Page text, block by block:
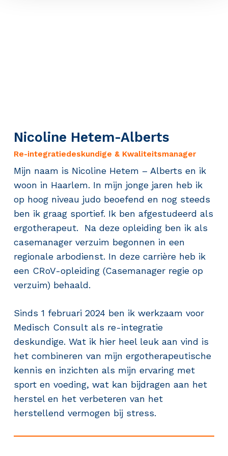
Nicoline Hetem-Alberts
Re-integratiedeskundige & Kwaliteitsmanager
Mijn naam is Nicoline Hetem – Alberts en ik
woon in Haarlem. In mijn jonge jaren heb ik
op hoog niveau judo beoefend en nog steeds
ben ik graag sportief. Ik ben afgestudeerd als
ergotherapeut. Na deze opleiding ben ik als
casemanager verzuim begonnen in een
regionale arbodienst. In deze carrière heb ik
een CRoV-opleiding (Casemanager regie op
verzuim) behaald.
Sinds 1 februari 2024 ben ik werkzaam voor
Medisch Consult als re-integratie
deskundige. Wat ik hier heel leuk aan vind is
het combineren van mijn ergotherapeutische
kennis en inzichten als mijn ervaring met
sport en voeding, wat kan bijdragen aan het
herstel en het verbeteren van het
herstellend vermogen bij stress.